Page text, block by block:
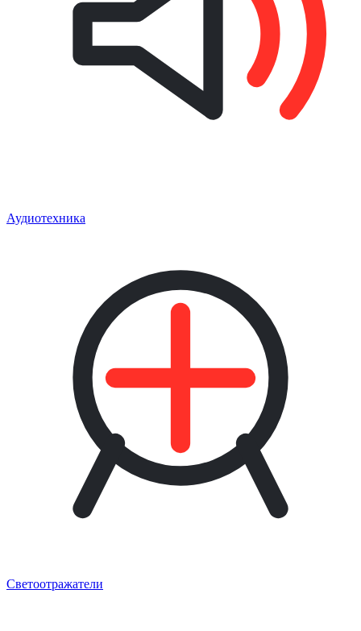
Аудиотехника
Светоотражатели